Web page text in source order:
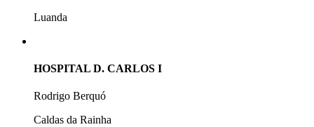
Luanda
HOSPITAL D. CARLOS I
Rodrigo Berquó
Caldas da Rainha